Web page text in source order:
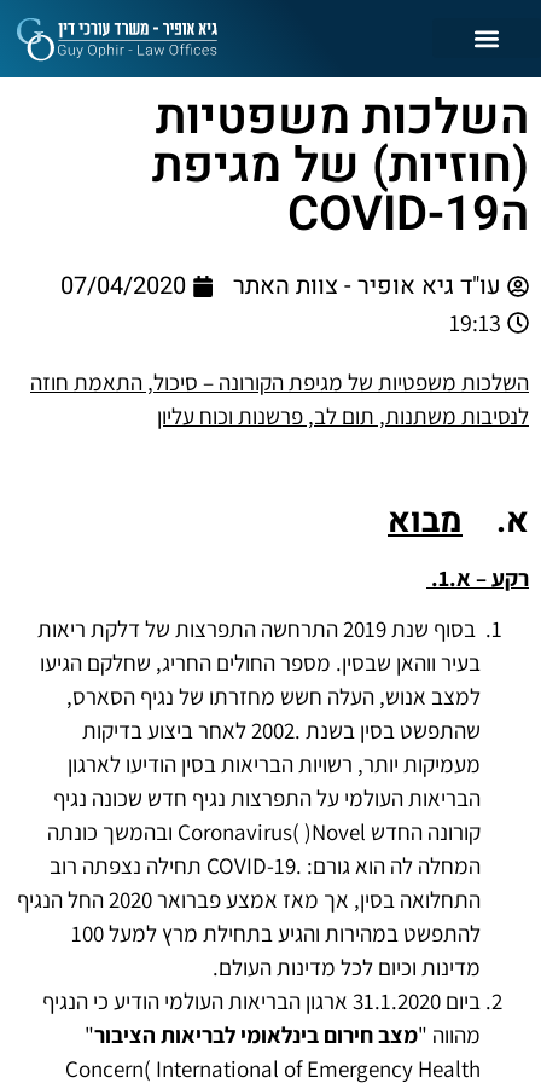
השלכות משפטיות
(חוזיות) של מגיפת
הCOVID-19
עו"ד גיא אופיר - צוות האתר 07/04/2020
19:13
השלכות משפטיות של מגיפת הקורונה – סיכול, התאמת חוזה
לנסיבות משתנות, תום לב, פרשנות וכוח עליון
א. מבוא
רקע – א.1.
בסוף שנת 2019 התרחשה התפרצות של דלקת ריאות
בעיר ווהאן שבסין. מספר החולים החריג, שחלקם הגיעו
למצב אנוש, העלה חשש מחזרתו של נגיף הסארס,
שהתפשט בסין בשנת .2002 לאחר ביצוע בדיקות
מעמיקות יותר, רשויות הבריאות בסין הודיעו לארגון
הבריאות העולמי על התפרצות נגיף חדש שכונה נגיף
קורונה החדש Coronavirus( )Novel ובהמשך כונתה
המחלה לה הוא גורם: .COVID-19 תחילה נצפתה רוב
התחלואה בסין, אך מאז אמצע פברואר 2020 החל הנגיף
להתפשט במהירות והגיע בתחילת מרץ למעל 100
מדינות וכיום לכל מדינות העולם.
ביום 31.1.2020 ארגון הבריאות העולמי הודיע כי הנגיף
מהווה "מצב חירום בינלאומי לבריאות הציבור"
Concern( International of Emergency Health